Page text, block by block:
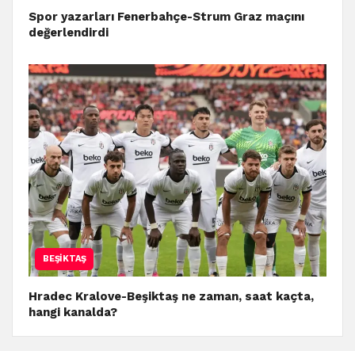
Spor yazarları Fenerbahçe-Strum Graz maçını
değerlendirdi
BEŞIKTAŞ
Hradec Kralove-Beşiktaş ne zaman, saat kaçta,
hangi kanalda?